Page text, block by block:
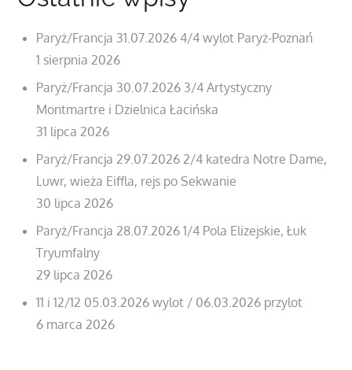
Paryż/Francja 31.07.2026 4/4 wylot Paryż-Poznań
1 sierpnia 2026
Paryż/Francja 30.07.2026 3/4 Artystyczny
Montmartre i Dzielnica Łacińska
31 lipca 2026
Paryż/Francja 29.07.2026 2/4 katedra Notre Dame,
Luwr, wieża Eiffla, rejs po Sekwanie
30 lipca 2026
Paryż/Francja 28.07.2026 1/4 Pola Elizejskie, Łuk
Tryumfalny
29 lipca 2026
11 i 12/12 05.03.2026 wylot / 06.03.2026 przylot
6 marca 2026